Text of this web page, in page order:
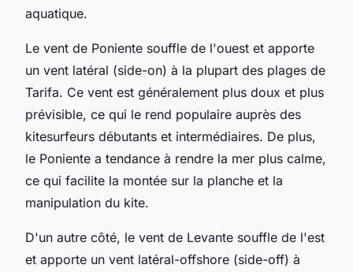
aquatique.
Le vent de Poniente souffle de l'ouest et apporte
un vent latéral (side-on) à la plupart des plages de
Tarifa. Ce vent est généralement plus doux et plus
prévisible, ce qui le rend populaire auprès des
kitesurfeurs débutants et intermédiaires. De plus,
le Poniente a tendance à rendre la mer plus calme,
ce qui facilite la montée sur la planche et la
manipulation du kite.
D'un autre côté, le vent de Levante souffle de l'est
et apporte un vent latéral-offshore (side-off) à